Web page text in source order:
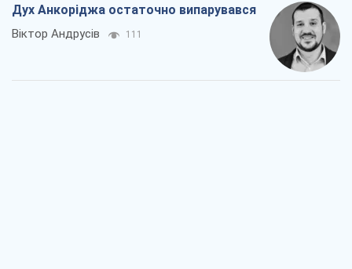
Дух Анкоріджа остаточно випарувався
Віктор Андрусів 111